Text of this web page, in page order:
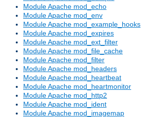
Module Apache mod_echo
Module Apache mod_env
Module Apache mod_example_hooks
Module Apache mod_expires
Module Apache mod_ext_filter
Module Apache mod_file_cache
Module Apache mod_filter
Module Apache mod_headers
Module Apache mod_heartbeat
Module Apache mod_heartmonitor
Module Apache mod_http2
Module Apache mod_ident
Module Apache mod_imagemap